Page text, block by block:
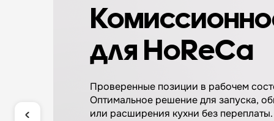
для HoReCa
Проверенные позиции в рабочем
Оптимальное решение для запуска,
или расширения кухни без переплаты.